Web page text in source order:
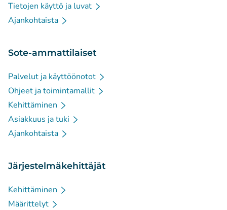
Tietojen käyttö ja luvat
Ajankohtaista
Sote-ammattilaiset
Palvelut ja käyttöönotot
Ohjeet ja toimintamallit
Kehittäminen
Asiakkuus ja tuki
Ajankohtaista
Järjestelmäkehittäjät
Kehittäminen
Määrittelyt